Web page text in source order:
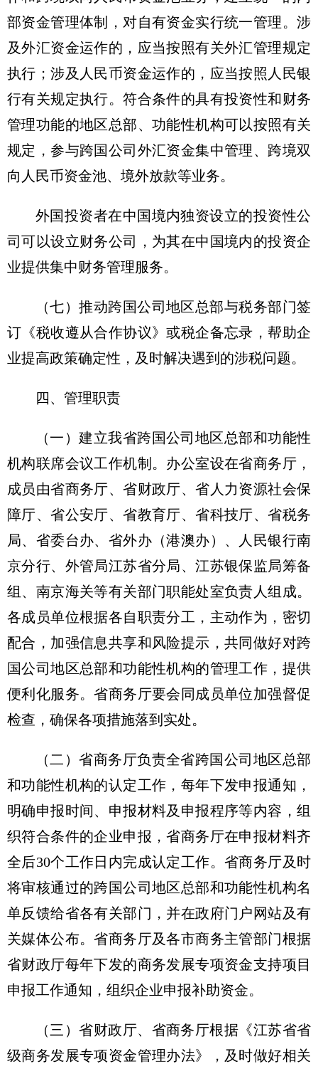
部资金管理体制，对自有资金实行统一管理。涉
及外汇资金运作的，应当按照有关外汇管理规定
执行；涉及人民币资金运作的，应当按照人民银
行有关规定执行。符合条件的具有投资性和财务
管理功能的地区总部、功能性机构可以按照有关
规定，参与跨国公司外汇资金集中管理、跨境双
向人民币资金池、境外放款等业务。
外国投资者在中国境内独资设立的投资性公
司可以设立财务公司，为其在中国境内的投资企
业提供集中财务管理服务。
（七）推动跨国公司地区总部与税务部门签
订《税收遵从合作协议》或税企备忘录，帮助企
业提高政策确定性，及时解决遇到的涉税问题。
四、管理职责
（一）建立我省跨国公司地区总部和功能性
机构联席会议工作机制。办公室设在省商务厅，
成员由省商务厅、省财政厅、省人力资源社会保
障厅、省公安厅、省教育厅、省科技厅、省税务
局、省委台办、省外办（港澳办）、人民银行南
京分行、外管局江苏省分局、江苏银保监局筹备
组、南京海关等有关部门职能处室负责人组成。
各成员单位根据各自职责分工，主动作为，密切
配合，加强信息共享和风险提示，共同做好对跨
国公司地区总部和功能性机构的管理工作，提供
便利化服务。省商务厅要会同成员单位加强督促
检查，确保各项措施落到实处。
（二）省商务厅负责全省跨国公司地区总部
和功能性机构的认定工作，每年下发申报通知，
明确申报时间、申报材料及申报程序等内容，组
织符合条件的企业申报，省商务厅在申报材料齐
全后30个工作日内完成认定工作。省商务厅及时
将审核通过的跨国公司地区总部和功能性机构名
单反馈给省各有关部门，并在政府门户网站及有
关媒体公布。省商务厅及各市商务主管部门根据
省财政厅每年下发的商务发展专项资金支持项目
申报工作通知，组织企业申报补助资金。
（三）省财政厅、省商务厅根据《江苏省省
级商务发展专项资金管理办法》，及时做好相关